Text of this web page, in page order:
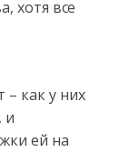
хотя все
– как у них
и
ей на